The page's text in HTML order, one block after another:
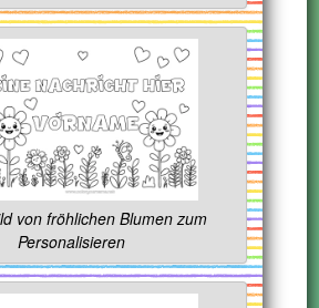
von fröhlichen Blumen zum
Personalisieren